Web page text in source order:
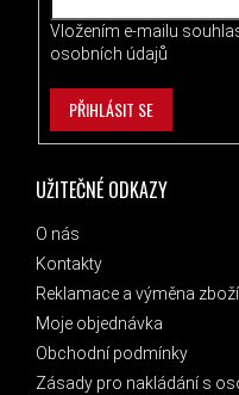
UŽITEČNÉ ODKAZY
O nás
Kontakty
Reklamace a výměna zboží
Moje objednávka
Obchodní podmínky
Zásady pro nakládání s
Vložením e-mailu
osobních údajů
PŘIHLÁSIT SE